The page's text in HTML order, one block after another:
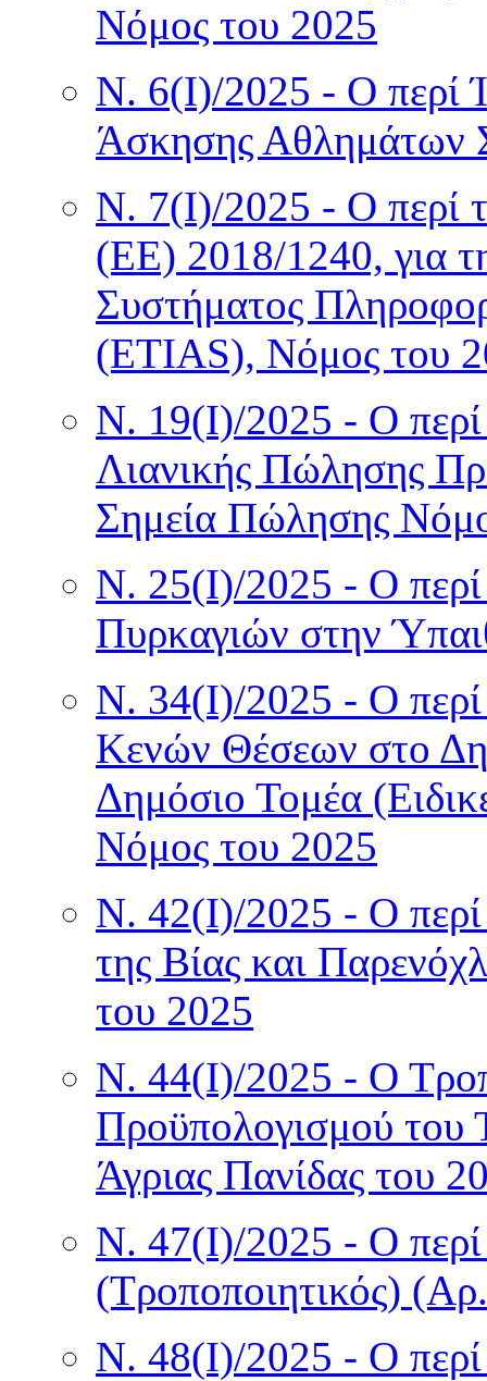
Νόμος του 2025
Ν. 6(I)/2025 - Ο περί
Άσκησης Αθλημάτων
Ν. 7(I)/2025 - Ο περί
(ΕΕ) 2018/1240, για
Συστήματος
(ETIAS), Νόμος του
Ν. 19(I)/2025 - Ο
Λιανικής Πώλησης
Σημεία Πώλησης
Ν. 25(I)/2025 - Ο
Πυρκαγιών στην
Ν. 34(I)/2025 - Ο
Κενών Θέσεων στο
Δημόσιο Τομέα
Νόμος του 2025
Ν. 42(I)/2025 - Ο περί
της Βίας και
του 2025
Ν. 44(I)/2025 - Ο
Προϋπολογισμού του
Άγριας Πανίδας του
Ν. 47(I)/2025 - Ο περί
(Τροποποιητικός)
Ν. 48(I)/2025 - Ο περί